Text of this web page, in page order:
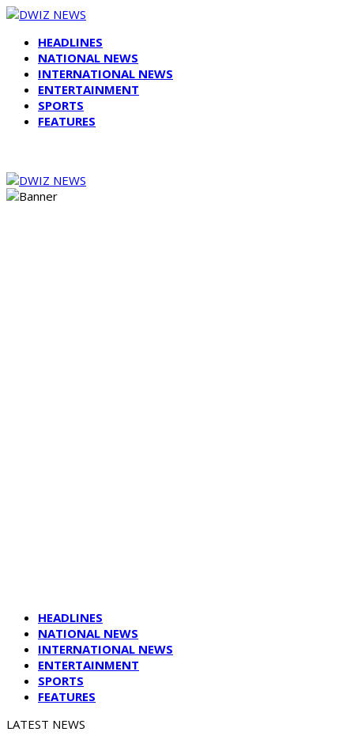
HEADLINES
NATIONAL NEWS
INTERNATIONAL NEWS
ENTERTAINMENT
SPORTS
FEATURES
HEADLINES
NATIONAL NEWS
INTERNATIONAL NEWS
ENTERTAINMENT
SPORTS
FEATURES
LATEST NEWS